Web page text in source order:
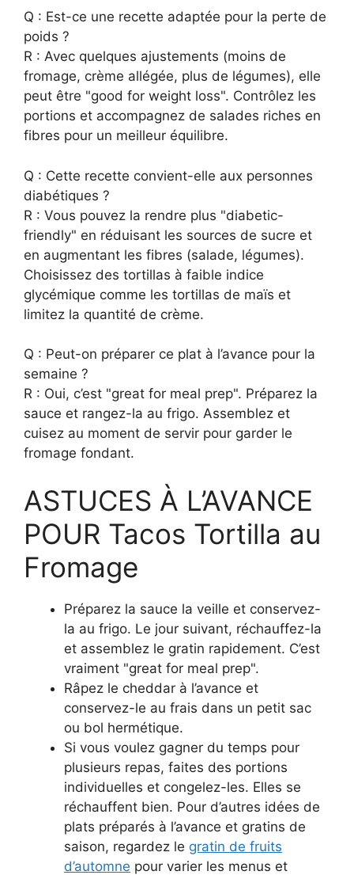
Q : Est-ce une recette adaptée pour la perte de
poids ?
R : Avec quelques ajustements (moins de
fromage, crème allégée, plus de légumes), elle
peut être "good for weight loss". Contrôlez les
portions et accompagnez de salades riches en
fibres pour un meilleur équilibre.
Q : Cette recette convient-elle aux personnes
diabétiques ?
R : Vous pouvez la rendre plus "diabetic-
friendly" en réduisant les sources de sucre et
en augmentant les fibres (salade, légumes).
Choisissez des tortillas à faible indice
glycémique comme les tortillas de maïs et
limitez la quantité de crème.
Q : Peut-on préparer ce plat à l’avance pour la
semaine ?
R : Oui, c’est "great for meal prep". Préparez la
sauce et rangez-la au frigo. Assemblez et
cuisez au moment de servir pour garder le
fromage fondant.
ASTUCES À L’AVANCE
POUR Tacos Tortilla au
Fromage
Préparez la sauce la veille et conservez-
la au frigo. Le jour suivant, réchauffez-la
et assemblez le gratin rapidement. C’est
vraiment "great for meal prep".
Râpez le cheddar à l’avance et
conservez-le au frais dans un petit sac
ou bol hermétique.
Si vous voulez gagner du temps pour
plusieurs repas, faites des portions
individuelles et congelez-les. Elles se
réchauffent bien. Pour d’autres idées de
plats préparés à l’avance et gratins de
saison, regardez le gratin de fruits
d’automne pour varier les menus et